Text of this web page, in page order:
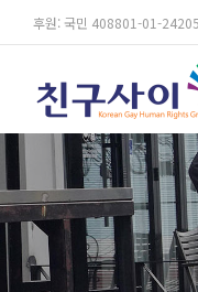
후원: 국민 408801-01-